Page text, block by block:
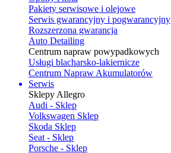
Pakiety serwisowe i olejowe
Serwis gwarancyjny i pogwarancyjny
Rozszerzona gwarancja
Auto Detailing
Centrum napraw powypadkowych
Usługi blacharsko-lakiernicze
Centrum Napraw Akumulatorów
Serwis
Sklepy Allegro
Audi - Sklep
Volkswagen Sklep
Skoda Sklep
Seat - Sklep
Porsche - Sklep